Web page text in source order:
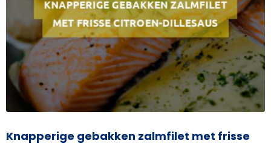
Knapperige gebakken zalmfilet met frisse